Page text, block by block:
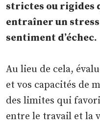
strictes ou rigides
entraîner un
sentiment d’échec.
Au lieu de cela,
et vos capacités de
des limites qui
entre le travail et la